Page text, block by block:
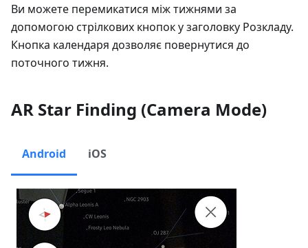
Ви можете перемикатися між тижнями за
допомогою стрілкових кнопок у заголовку Розкладу.
Кнопка календаря дозволяє повернутися до
поточного тижня.
AR Star Finding (Camera Mode)
Android iOS